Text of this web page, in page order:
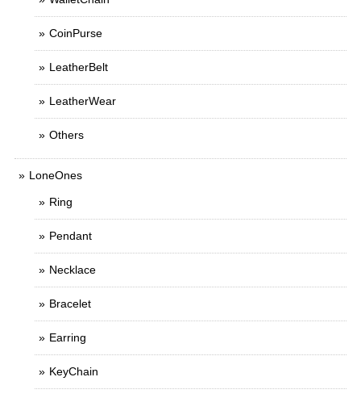
CoinPurse
LeatherBelt
LeatherWear
Others
LoneOnes
Ring
Pendant
Necklace
Bracelet
Earring
KeyChain